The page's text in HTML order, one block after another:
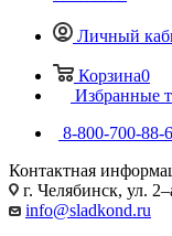
Личный
Корзина0
Избранные
8-800-700-88-
Контактная
г. Челябинск, ул.
info@sladkond.ru